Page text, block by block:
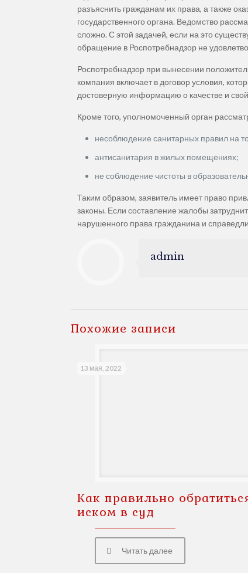
разъяснить гражданам их права, а также
государственного органа. Ведомство
сложно. С этой задачей, если на это
обращение в Роспотребнадзор не
Роспотребнадзор при вынесении
компания включает в договор условия,
достоверную информацию о качестве и
Кроме того, уполномоченный орган
несоблюдение санитарных правил на
антисанитария в жилых помещениях;
не соблюдение чистоты в
Таким образом, заявитель имеет право
законы. Если составление жалобы
нарушенного права гражданина и
admin
Похожие записи
13 мая, 2022
Как правильно
иском в суд
Читать далее